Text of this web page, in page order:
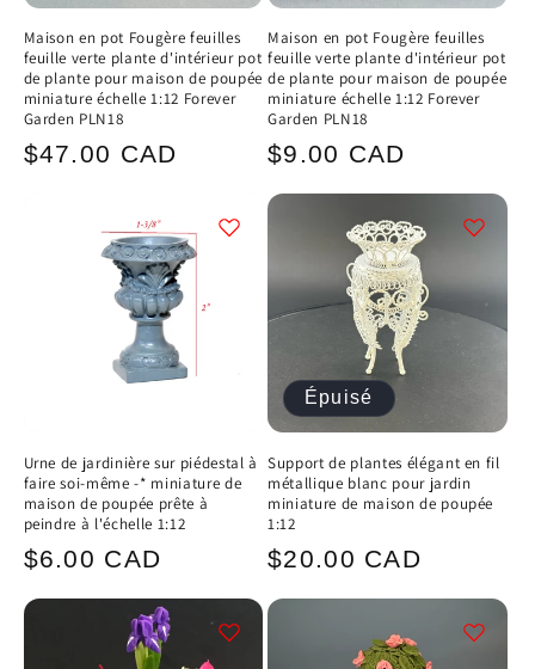
Maison en pot Fougère feuilles
feuille verte plante d'intérieur pot
de plante pour maison de poupée
miniature échelle 1:12 Forever
Garden PLN18
Prix
$47.00 CAD
Maison en pot Fougère feuilles
feuille verte plante d'intérieur pot
de plante pour maison de poupée
miniature échelle 1:12 Forever
Garden PLN18
Prix
$9.00 CAD
Urne de jardinière sur piédestal à
faire soi-même -* miniature de
maison de poupée prête à
peindre à l'échelle 1:12
Prix
$6.00 CAD
Épuisé
Support de plantes élégant en fil
métallique blanc pour jardin
miniature de maison de poupée
1:12
Prix
$20.00 CAD